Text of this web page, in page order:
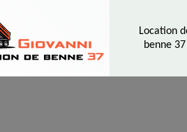
Location
benne 37